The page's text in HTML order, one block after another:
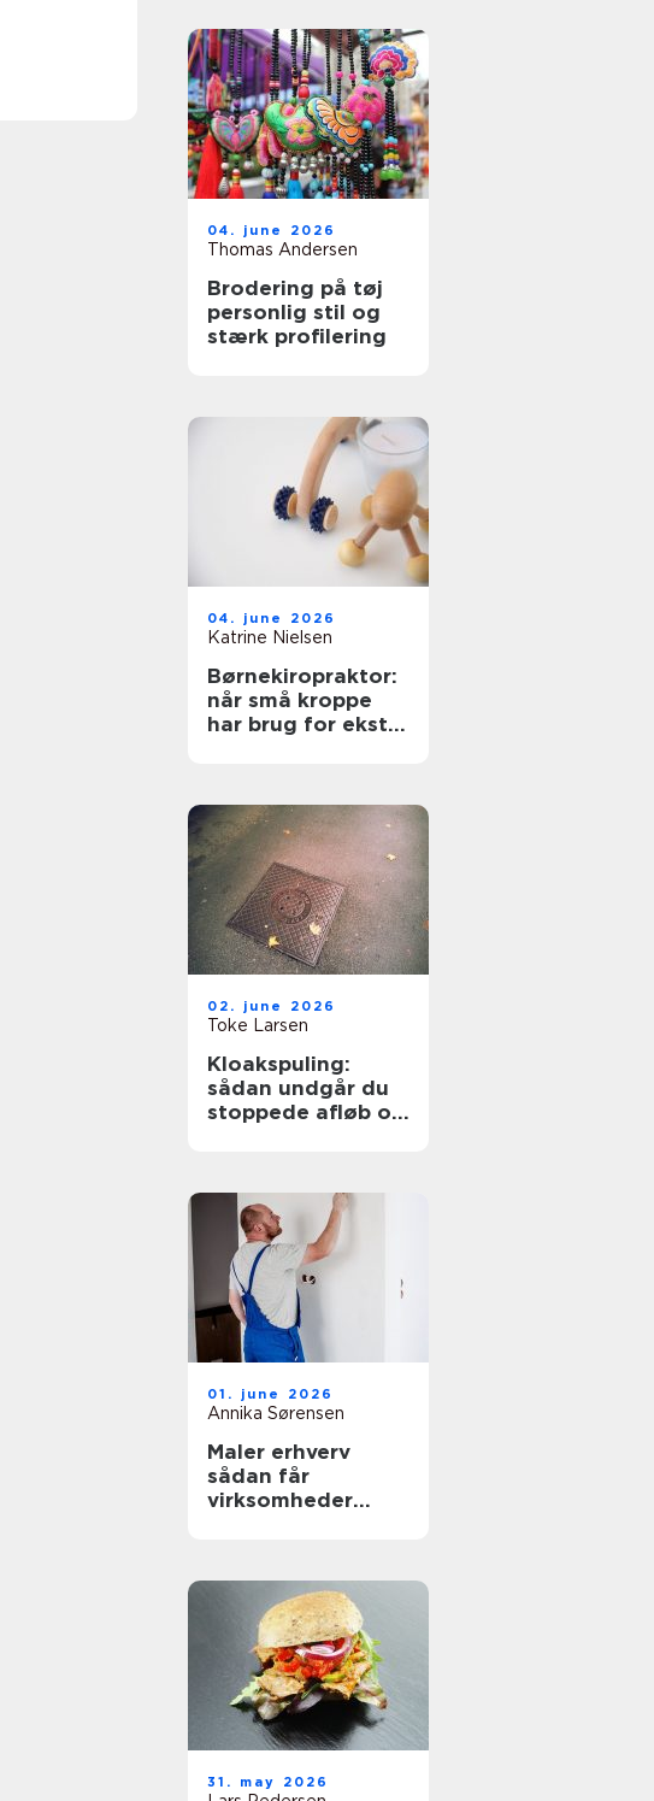
04. june 2026
Thomas Andersen
Brodering på tøj
personlig stil og
stærk profilering
04. june 2026
Katrine Nielsen
Børnekiropraktor:
når små kroppe
har brug for ekstra
02. june 2026
Toke Larsen
Kloakspuling:
sådan undgår du
stoppede afløb og
01. june 2026
Annika Sørensen
Maler erhverv
sådan får
virksomheder
31. may 2026